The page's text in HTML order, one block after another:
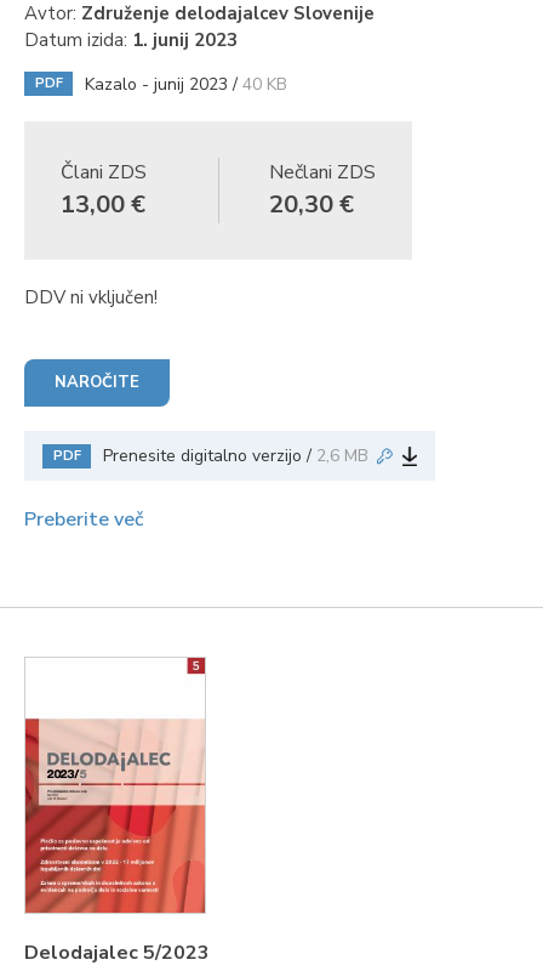
Avtor: Združenje delodajalcev Slovenije
Datum izida: 1. junij 2023
PDF Kazalo - junij 2023 / 40 KB
Člani ZDS
13,00 €
Nečlani ZDS
20,30 €
DDV ni vključen!
NAROČITE
PDF Prenesite digitalno verzijo / 2,6 MB
Preberite več
Delodajalec 5/2023